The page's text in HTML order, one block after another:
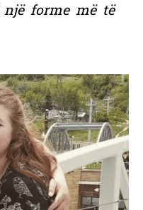
forme më të